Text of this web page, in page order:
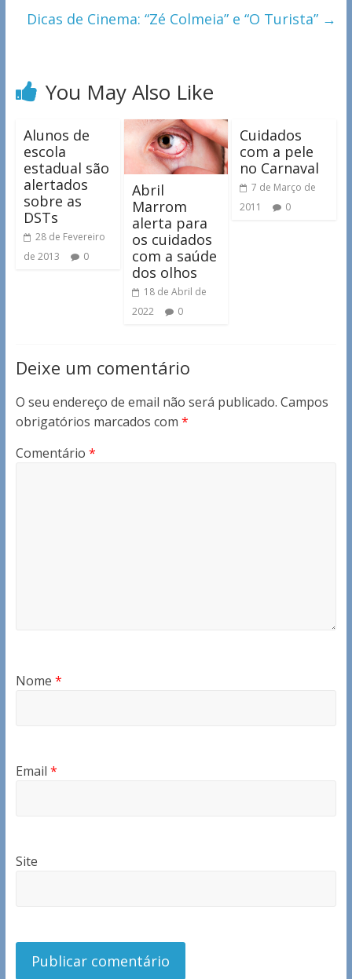
Dicas de Cinema: “Zé Colmeia” e “O Turista” →
You May Also Like
Alunos de
escola
estadual são
alertados
sobre as
DSTs
28 de Fevereiro
de 2013
0
Abril
Marrom
alerta para
os cuidados
com a saúde
dos olhos
18 de Abril de
2022
0
Cuidados
com a pele
no Carnaval
7 de Março de
2011
0
Deixe um comentário
O seu endereço de email não será publicado. Campos
obrigatórios marcados com *
Comentário *
Nome *
Email *
Site